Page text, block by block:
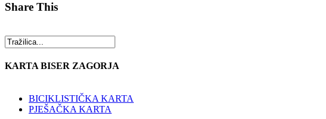
Share This
KARTA BISER ZAGORJA
BICIKLISTIČKA KARTA
PJEŠAČKA KARTA